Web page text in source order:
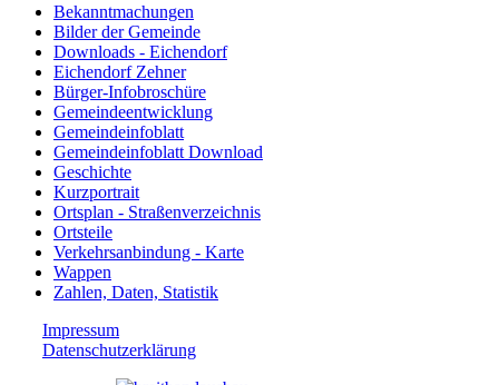
Bekanntmachungen
Bilder der Gemeinde
Downloads - Eichendorf
Eichendorf Zehner
Bürger-Infobroschüre
Gemeindeentwicklung
Gemeindeinfoblatt
Gemeindeinfoblatt Download
Geschichte
Kurzportrait
Ortsplan - Straßenverzeichnis
Ortsteile
Verkehrsanbindung - Karte
Wappen
Zahlen, Daten, Statistik
Impressum
Datenschutzerklärung